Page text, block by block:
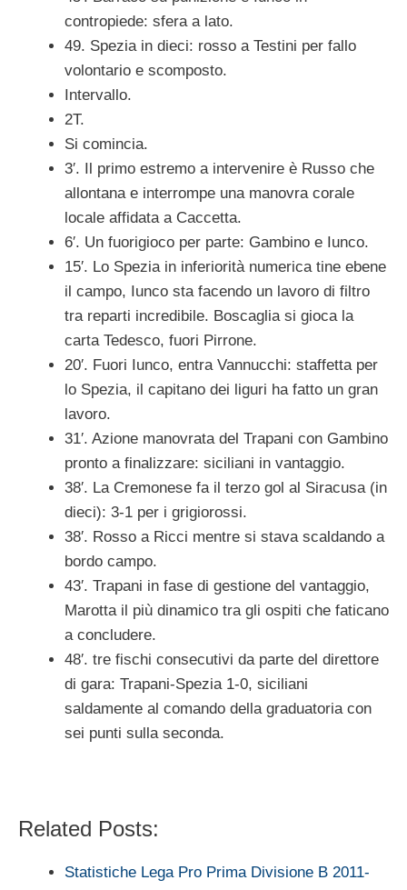
contropiede: sfera a lato.
49. Spezia in dieci: rosso a Testini per fallo
volontario e scomposto.
Intervallo.
2T.
Si comincia.
3′. Il primo estremo a intervenire è Russo che
allontana e interrompe una manovra corale
locale affidata a Caccetta.
6′. Un fuorigioco per parte: Gambino e Iunco.
15′. Lo Spezia in inferiorità numerica tine ebene
il campo, Iunco sta facendo un lavoro di filtro
tra reparti incredibile. Boscaglia si gioca la
carta Tedesco, fuori Pirrone.
20′. Fuori Iunco, entra Vannucchi: staffetta per
lo Spezia, il capitano dei liguri ha fatto un gran
lavoro.
31′. Azione manovrata del Trapani con Gambino
pronto a finalizzare: siciliani in vantaggio.
38′. La Cremonese fa il terzo gol al Siracusa (in
dieci): 3-1 per i grigiorossi.
38′. Rosso a Ricci mentre si stava scaldando a
bordo campo.
43′. Trapani in fase di gestione del vantaggio,
Marotta il più dinamico tra gli ospiti che faticano
a concludere.
48′. tre fischi consecutivi da parte del direttore
di gara: Trapani-Spezia 1-0, siciliani
saldamente al comando della graduatoria con
sei punti sulla seconda.
Related Posts:
Statistiche Lega Pro Prima Divisione B 2011-